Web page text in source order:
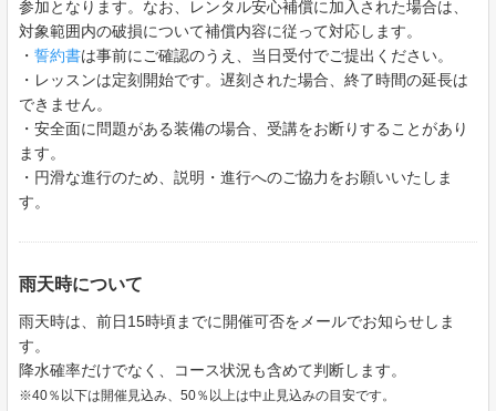
参加となります。なお、レンタル安心補償に加入された場合は、
対象範囲内の破損について補償内容に従って対応します。
・ 誓約書は事前にご確認のうえ、当日受付でご提出ください。
・レッスンは定刻開始です。遅刻された場合、終了時間の延長は
できません。
・安全面に問題がある装備の場合、受講をお断りすることがあり
ます。
・円滑な進行のため、説明・進行へのご協力をお願いいたしま
す。
雨天時について
雨天時は、前日15時頃までに開催可否をメールでお知らせしま
す。
降水確率だけでなく、コース状況も含めて判断します。
※40％以下は開催見込み、50％以上は中止見込みの目安です。